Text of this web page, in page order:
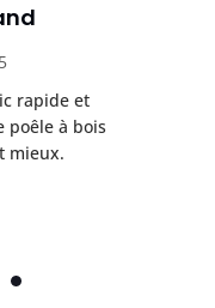
rapide et
poêle à bois
mieux.